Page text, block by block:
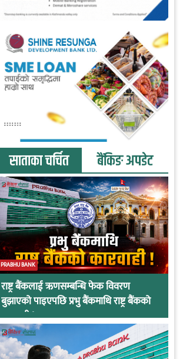
साताका चर्चित बैंकिङ अपडेट
PRABHU BANK
राष्ट्र बैंकलाई ऋणसम्बन्धि फेक विवरण
बुझाएको पाइएपछि प्रभु बैंकमाथि राष्ट्र बैंकको
कारवाही !